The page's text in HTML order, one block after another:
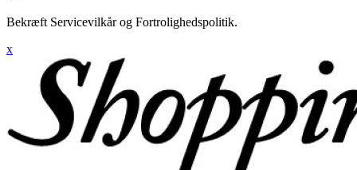
Bekræft Servicevilkår og Fortrolighedspolitik.
x